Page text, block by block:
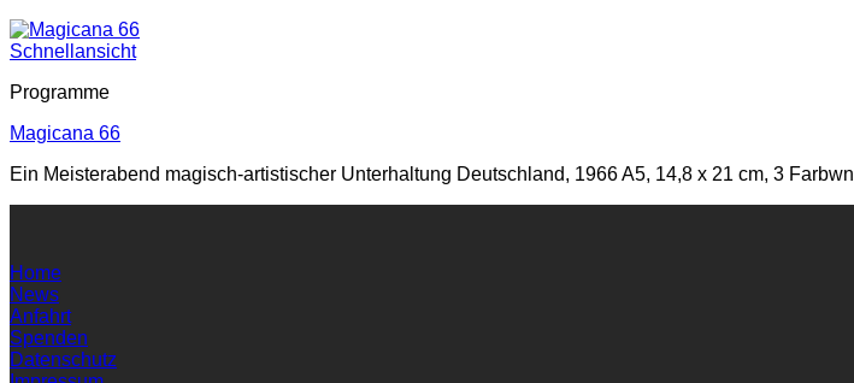
Schnellansicht
Programme
Magicana 66
Ein Meisterabend magisch-artistischer Unterhaltung Deutschland, 1966 A5, 14,8 x 21 cm, 3 Farbwn
Home
News
Anfahrt
Spenden
Datenschutz